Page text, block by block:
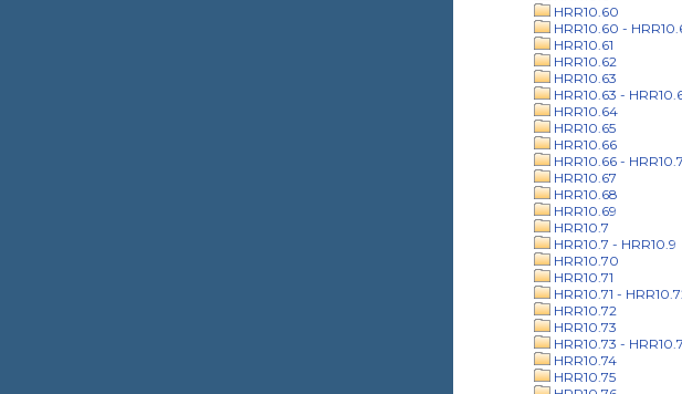
HRR10.60
HRR10.60 -
HRR10.61
HRR10.62
HRR10.63
HRR10.63 -
HRR10.64
HRR10.65
HRR10.66
HRR10.66 -
HRR10.67
HRR10.68
HRR10.69
HRR10.7
HRR10.7 - HRR10.9
HRR10.70
HRR10.71
HRR10.71 -
HRR10.72
HRR10.73
HRR10.73 -
HRR10.74
HRR10.75